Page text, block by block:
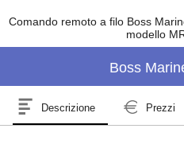
Comando remoto a filo Boss
modello
Boss
Descrizione Prezzi